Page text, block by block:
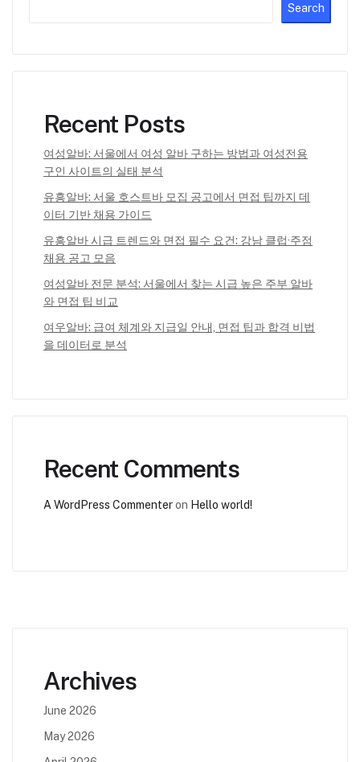
Search
Recent Posts
여성알바: 서울에서 여성 알바 구하는 방법과 여성전용
구인 사이트의 실태 분석
유흥알바: 서울 호스트바 모집 공고에서 면접 팁까지 데
이터 기반 채용 가이드
유흥알바 시급 트렌드와 면접 필수 요건: 강남 클럽·주점
채용 공고 모음
여성알바 전문 분석: 서울에서 찾는 시급 높은 주부 알바
와 면접 팁 비교
여우알바: 급여 체계와 지급일 안내, 면접 팁과 합격 비법
을 데이터로 분석
Recent Comments
A WordPress Commenteron Hello world!
Archives
June 2026
May 2026